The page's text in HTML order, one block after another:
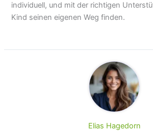
individuell, und mit der richtigen
Kind seinen eigenen Weg finden.
Elias Hagedorn